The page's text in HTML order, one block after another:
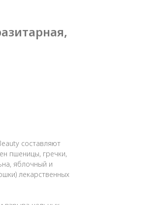
составляют
пшеницы, гречки,
яблочный и
лекарственных